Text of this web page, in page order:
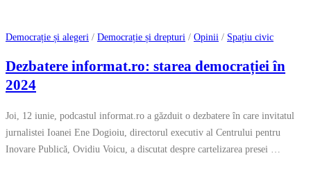
Democrație și alegeri / Democrație și drepturi / Opinii / Spațiu civic
Dezbatere informat.ro: starea democrației în
2024
Joi, 12 iunie, podcastul informat.ro a găzduit o dezbatere în care invitatul
jurnalistei Ioanei Ene Dogioiu, directorul executiv al Centrului pentru
Inovare Publică, Ovidiu Voicu, a discutat despre cartelizarea presei …